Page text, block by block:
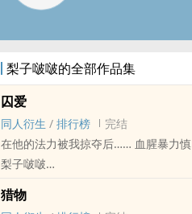
梨子啵啵的全部作品集
囚爱
同人衍生 / 排行榜
完结
在他的法力被我掠夺后…… 血腥暴力慎
梨子啵啵
重口 - 第一人称 - ‌‎人‎兽‌‎‌
猎物